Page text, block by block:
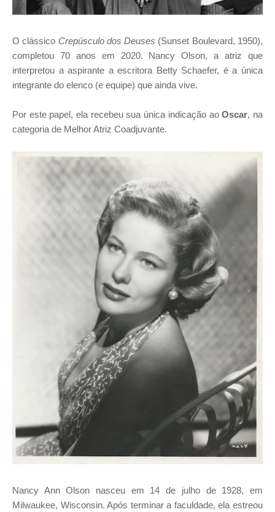
O clássico Crepúsculo dos Deuses (Sunset Boulevard, 1950),
completou 70 anos em 2020. Nancy Olson, a atriz que
interpretou a aspirante a escritora Betty Schaefer, é a única
integrante do elenco (e equipe) que ainda vive.
Por este papel, ela recebeu sua única indicação aoOscar, na
categoria de Melhor Atriz Coadjuvante.
Nancy Ann Olson nasceu em 14 de julho de 1928, em
Milwaukee, Wisconsin. Após terminar a faculdade, ela estreou